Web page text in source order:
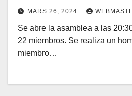
MARS 26, 2024
Se abre la asamblea a las
22 miembros. Se realiza un
miembro…